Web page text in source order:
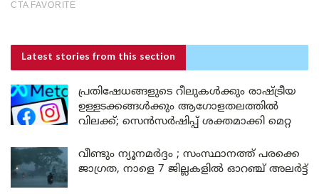
Latest stories from this section
പ്രതിഷേധങ്ങളുടെ റീലുകൾക്കും രാഷ്ട്രീയ
ഉള്ളടക്കങ്ങൾക്കും ആഗോളതലത്തിൽ
വിലക്ക്; സെൻസർഷിപ്പ് ശക്തമാക്കി മെറ്റ
വീണ്ടും ന്യൂനമർദ്ദം ; സംസ്ഥാനത്ത് പരക്കെ
ജാഗ്രത, നാളെ 7 ജില്ലകളിൽ ഓറഞ്ച് അലർട്ട്